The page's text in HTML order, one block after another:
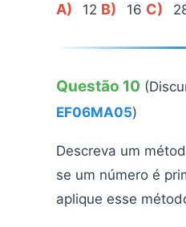
A) 12 B) 16 C)
Questão 10
EF06MA05)
Descreva um
se um número é
aplique esse